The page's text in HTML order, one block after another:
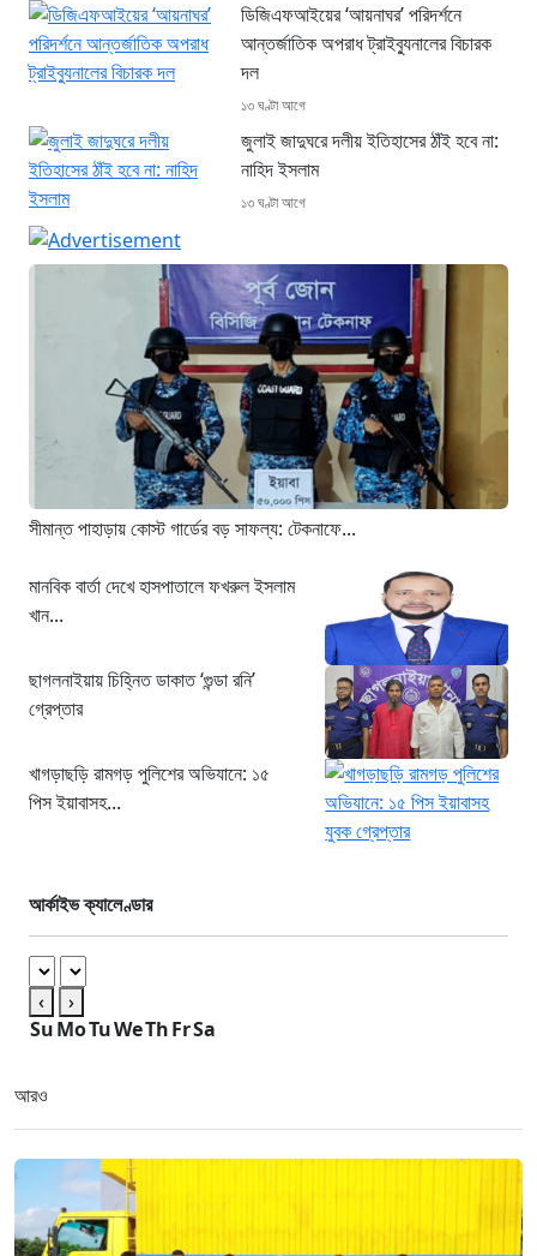
ডিজিএফআইয়ের ‘আয়নাঘর’ পরিদর্শনে
আন্তর্জাতিক অপরাধ ট্রাইব্যুনালের বিচারক
দল
১৩ ঘণ্টা আগে
জুলাই জাদুঘরে দলীয় ইতিহাসের ঠাঁই হবে না:
নাহিদ ইসলাম
১৩ ঘণ্টা আগে
সীমান্ত পাহাড়ায় কোস্ট গার্ডের বড় সাফল্য: টেকনাফে...
মানবিক বার্তা দেখে হাসপাতালে ফখরুল ইসলাম
খান...
ছাগলনাইয়ায় চিহ্নিত ডাকাত ‘গুন্ডা রনি’
গ্রেপ্তার
খাগড়াছড়ি রামগড় পুলিশের অভিযানে: ১৫
পিস ইয়াবাসহ...
আর্কাইভ ক্যালেণ্ডার
‹
›
SuMoTuWeThFrSa
আরও